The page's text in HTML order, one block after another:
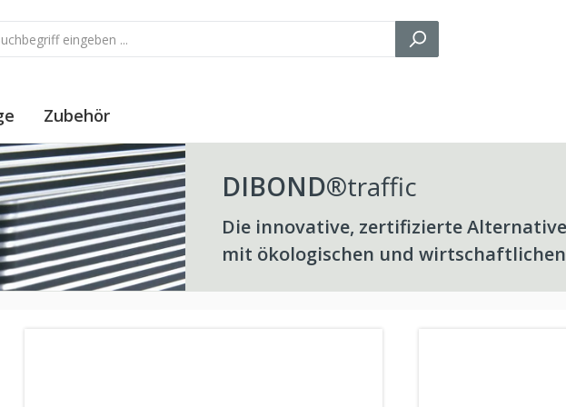
Zubehör
DIBOND®traffic
Die innovative, zertifizierte Alternative
mit ökologischen und